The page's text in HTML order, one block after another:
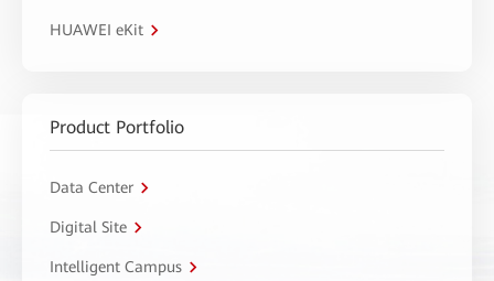
HUAWEI eKit
Product Portfolio
Data Center
Digital Site
Intelligent Campus